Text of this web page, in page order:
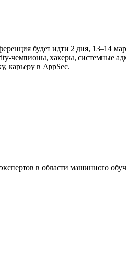
будет идти 2 дня, 13–14
чемпионы, хакеры, системные
карьеру в AppSec.
в области машинного